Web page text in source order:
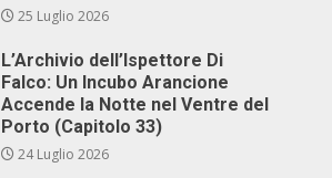
25 Luglio 2026
L’Archivio dell’Ispettore Di
Falco: Un Incubo Arancione
Accende la Notte nel Ventre del
Porto (Capitolo 33)
24 Luglio 2026